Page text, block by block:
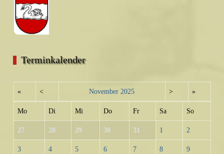
Terminkalender
« < November 2025 > »
Mo Di Mi Do Fr Sa So
27 28 29 30 31 1 2
3 4 5 6 7 8 9